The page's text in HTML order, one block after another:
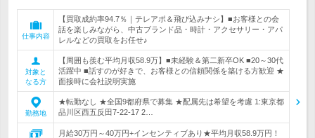
仕事内容
【買取成約率94.7％｜テレアポ＆飛び込みナシ】■お客様との会
話を楽しみながら、中古ブランド品・時計・アクセサリー・アパ
レルなどの買取をお任せ♪
対象と
なる方
【周囲も羨む平均月収58.9万】■未経験＆第二新卒OK ■20～30代
活躍中 ■話すのが好きで、お客様との信頼関係を築ける方歓迎 ★
面接時に会社説明実施
勤務地
★転勤なし ★全国9都府県で募集 ★配属先は希望を考慮 1:東京都
品川区西五反田7-22-17 2…
月給30万円～40万円+インセンティブあり★平均月収58.9万円！